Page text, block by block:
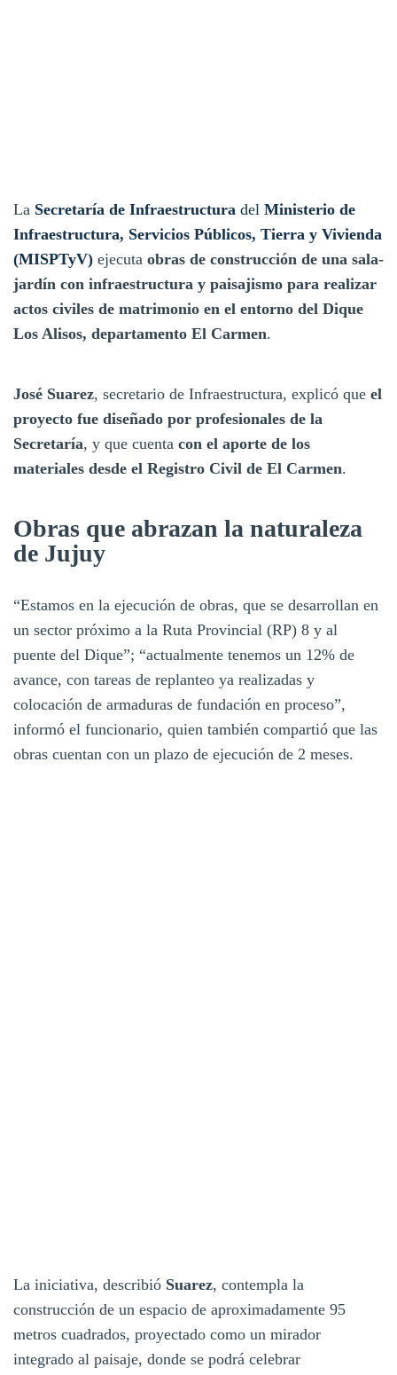
La Secretaría de Infraestructura del Ministerio de
Infraestructura, Servicios Públicos, Tierra y Vivienda
(MISPTyV) ejecuta obras de construcción de una sala-
jardín con infraestructura y paisajismo para realizar
actos civiles de matrimonio en el entorno del Dique
Los Alisos, departamento El Carmen.
José Suarez, secretario de Infraestructura, explicó que el
proyecto fue diseñado por profesionales de la
Secretaría, y que cuenta con el aporte de los
materiales desde el Registro Civil de El Carmen.
Obras que abrazan la naturaleza
de Jujuy
“Estamos en la ejecución de obras, que se desarrollan en
un sector próximo a la Ruta Provincial (RP) 8 y al
puente del Dique”; “actualmente tenemos un 12% de
avance, con tareas de replanteo ya realizadas y
colocación de armaduras de fundación en proceso”,
informó el funcionario, quien también compartió que las
obras cuentan con un plazo de ejecución de 2 meses.
La iniciativa, describió Suarez, contempla la
construcción de un espacio de aproximadamente 95
metros cuadrados, proyectado como un mirador
integrado al paisaje, donde se podrá celebrar